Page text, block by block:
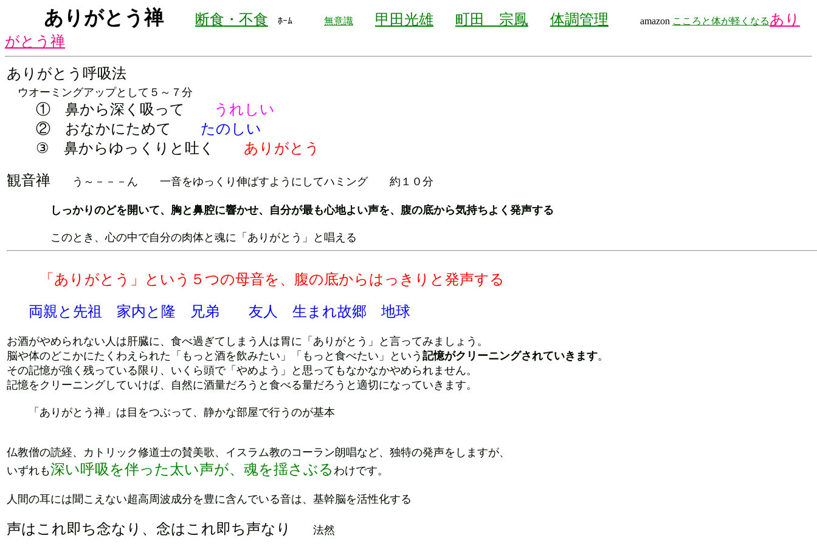
ありがとう禅 断食・不食 ﾎｰﾑ 無意識 甲田光雄 町田 宗鳳 体調管理 amazon こころと体が軽くなるあり
がとう禅
ありがとう呼吸法
ウオーミングアップとして５～７分
① 鼻から深く吸って
うれしい
② おなかにためて たのしい
③ 鼻からゆっくりと吐く ありがとう
観音禅 う～－－－ん 一音をゆっくり伸ばすようにしてハミング 約１０分
しっかりのどを開いて、胸と鼻腔に響かせ、自分が最も心地よい声を、腹の底から気持ちよく発声する
このとき、心の中で自分の肉体と魂に「ありがとう」と唱える
「ありがとう」という５つの母音を、腹の底からはっきりと発声する
両親と先祖 家内と隆 兄弟 友人 生まれ故郷 地球
お酒がやめられない人は肝臓に、食べ過ぎてしまう人は胃に「ありがとう」と言ってみましょう。
脳や体のどこかにたくわえられた「もっと酒を飲みたい」「もっと食べたい」という 記憶がクリーニングされていきます。
その記憶が強く残っている限り、いくら頭で「やめよう」と思ってもなかなかやめられません。
記憶をクリーニングしていけば、自然に酒量だろうと食べる量だろうと適切になっていきます。
「ありがとう禅」は目をつぶって、静かな部屋で行うのが基本
仏教僧の読経、カトリック修道士の賛美歌、イスラム教のコーラン朗唱など、独特の発声をしますが、
いずれも深い呼吸を伴った太い声が、魂を揺さぶる わけです。
人間の耳には聞こえない超高周波成分を豊に含んでいる音は、基幹脳を活性化する
声はこれ即ち念なり、念はこれ即ち声なり 法然